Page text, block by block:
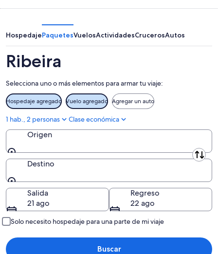
8
8
ago
-
9
de
semana,
7
ago
9
ago
HospedajePaquetesVuelosActividadesCrucerosAutos
Ribeira
Selecciona uno o más elementos para armar tu viaje:
Hospedaje agregado Vuelo agregado Agregar un auto
1 hab., 2 personas Clase económica
Origen
Origen
Destino
Destino
Salida
21 ago
Regreso
22 ago
Solo necesito hospedaje para una parte de mi viaje
Buscar